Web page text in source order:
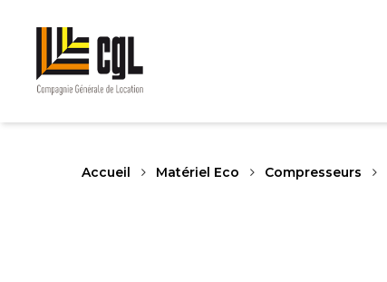
content
Accueil Matériel Eco Compresseurs